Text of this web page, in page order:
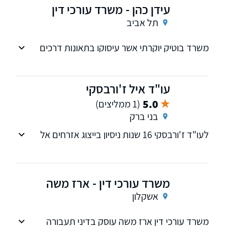
עידן כהן - משרד עורכי דין
תל אביב
משרד בוטיק יוקרתי אשר עיסוקו בתאונות דרכים
עו"ד איל ז'ורבסקי
5.0 (1 ממליצים)
בני ברק
לעו"ד ז'ורבסקי 16 שנות ניסיון בייצוג אזרחים אל
משרד עורכי דין - ארז משה
אשקלון
משרד עורכי דין ארז משה עוסק בדיני תעבורה